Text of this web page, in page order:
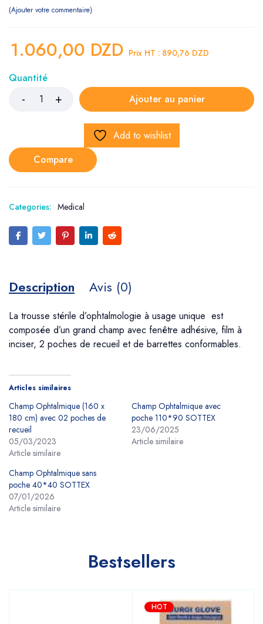
Ajouter votre commentaire
1.060,00 DZD Prix HT : 890,76 DZD
Quantité
Ajouter au panier
Add to wishlist
Compare
Categories: Medical
Description Avis (0)
La trousse stérile d’ophtalmologie à usage unique est
composée d’un grand champ avec fenêtre adhésive, film à
inciser, 2 poches de recueil et de barrettes conformables.
Articles similaires
Champ Ophtalmique (160 x
180 cm) avec 02 poches de
recueil
05/03/2023
Article similaire
Champ Ophtalmique avec
poche 110*90 SOTTEX
23/06/2025
Article similaire
Champ Ophtalmique sans
poche 40*40 SOTTEX
07/01/2026
Article similaire
Bestsellers
HOT